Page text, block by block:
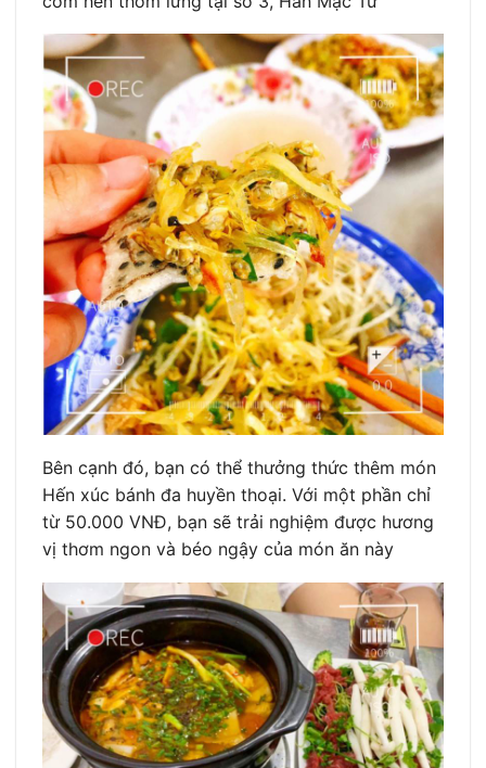
Bên cạnh đó, bạn có thể thưởng thức thêm món
Hến xúc bánh đa huyền thoại. Với một phần chỉ
từ 50.000 VNĐ, bạn sẽ trải nghiệm được hương
vị thơm ngon và béo ngậy của món ăn này